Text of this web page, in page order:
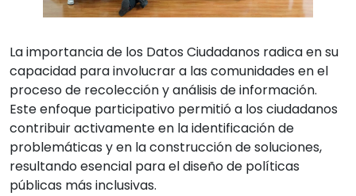
La importancia de los Datos Ciudadanos radica en su
capacidad para involucrar a las comunidades en el
proceso de recolección y análisis de información.
Este enfoque participativo permitió a los ciudadanos
contribuir activamente en la identificación de
problemáticas y en la construcción de soluciones,
resultando esencial para el diseño de políticas
públicas más inclusivas.